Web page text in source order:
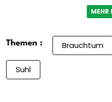
MEHR
Themen : Brauchtum
Suhl